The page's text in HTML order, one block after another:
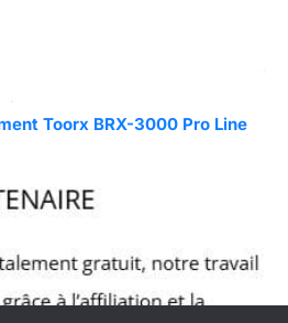
Toorx BRX-3000 Pro Line